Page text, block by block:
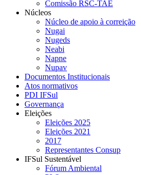
Comissão RSC-TAE
Núcleos
Núcleo de apoio à correição
Nugai
Nugeds
Neabi
Napne
Nupav
Documentos Institucionais
Atos normativos
PDI IFSul
Governança
Eleições
Eleições 2025
Eleições 2021
2017
Representantes Consup
IFSul Sustentável
Fórum Ambiental